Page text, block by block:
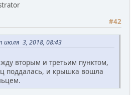
#42
3, 2018, 08:43
вторым и третьим пунктом,
поддалась, и крышка вошла